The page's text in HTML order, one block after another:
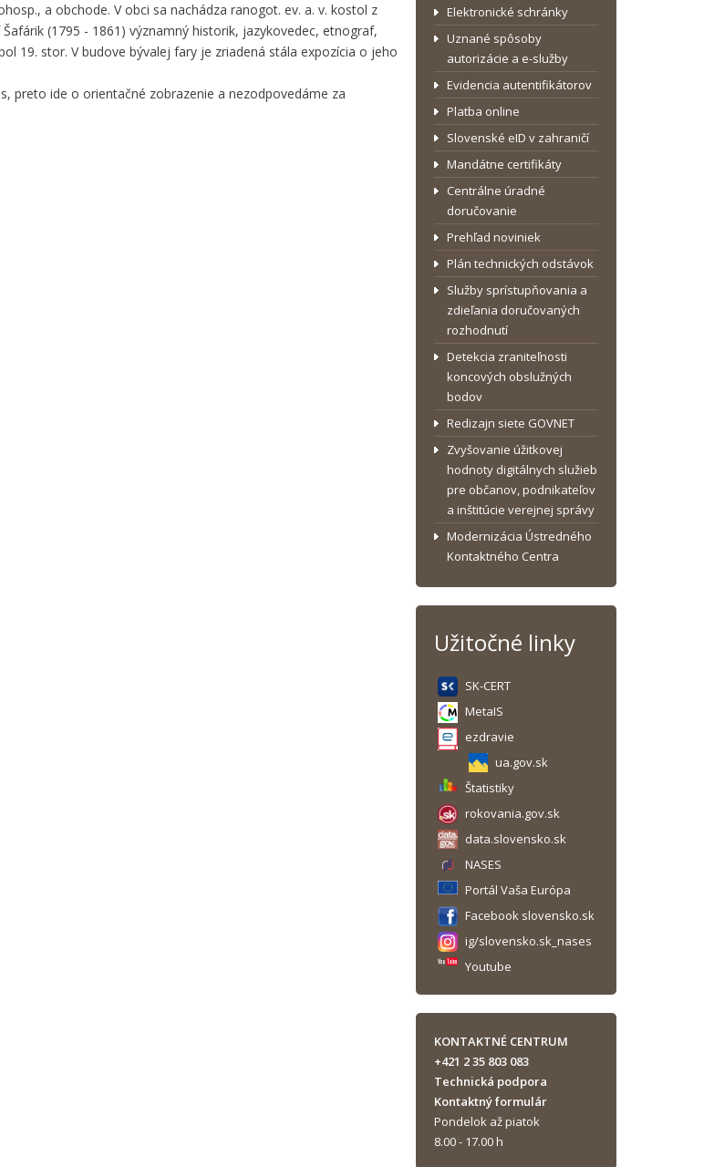
a obchode. V obci sa nachádza ranogot. ev. a. v. kostol z
(1795 - 1861) významný historik, jazykovedec, etnograf,
19. stor. V budove bývalej fary je zriadená stála expozícia o jeho
preto ide o orientačné zobrazenie a nezodpovedáme za
Elektronické schránky
Uznané spôsoby
autorizácie a e-služby
Evidencia autentifikátorov
Platba online
Slovenské eID v zahraničí
Mandátne certifikáty
Centrálne úradné
doručovanie
Prehľad noviniek
Plán technických odstávok
Služby sprístupňovania a
zdieľania doručovaných
rozhodnutí
Detekcia zraniteľnosti
koncových obslužných
bodov
Redizajn siete GOVNET
Zvyšovanie úžitkovej
hodnoty digitálnych služieb
pre občanov, podnikateľov
a inštitúcie verejnej správy
Modernizácia Ústredného
Kontaktného Centra
Užitočné linky
SK-CERT
MetaIS
ezdravie
ua.gov.sk
Štatistiky
rokovania.gov.sk
data.slovensko.sk
NASES
Portál Vaša Európa
Facebook slovensko.sk
ig/slovensko.sk_nases
Youtube
KONTAKTNÉ CENTRUM
+421 2 35 803 083
Technická podpora
Kontaktný formulár
Pondelok až piatok
8.00 - 17.00 h